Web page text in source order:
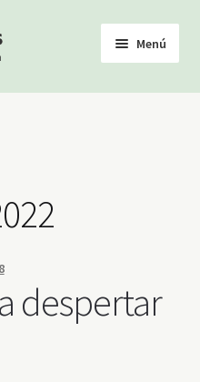
Menú
despertar